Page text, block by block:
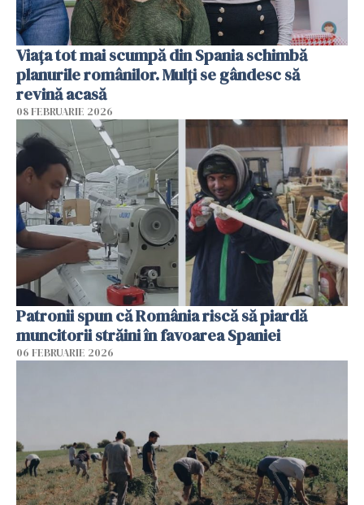
Viața tot mai scumpă din Spania schimbă
planurile românilor. Mulți se gândesc să
revină acasă
08 FEBRUARIE 2026
Patronii spun că România riscă să piardă
muncitorii străini în favoarea Spaniei
06 FEBRUARIE 2026